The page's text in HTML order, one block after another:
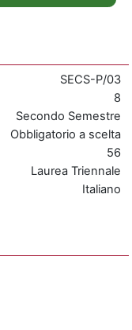
SECS-P/03
8
Secondo Semestre
Obbligatorio a scelta
56
Laurea Triennale
Italiano